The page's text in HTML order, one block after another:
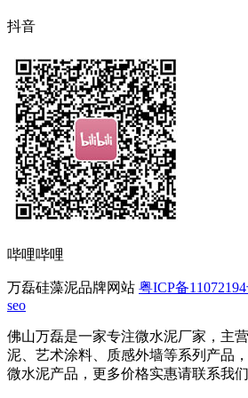
抖音
哔哩哔哩
万磊硅藻泥品牌网站 粤ICP备
seo
佛山万磊是一家专注微水泥厂家，主营
泥、艺术涂料、质感外墙等系列产品
微水泥产品，更多价格实惠请联系我们